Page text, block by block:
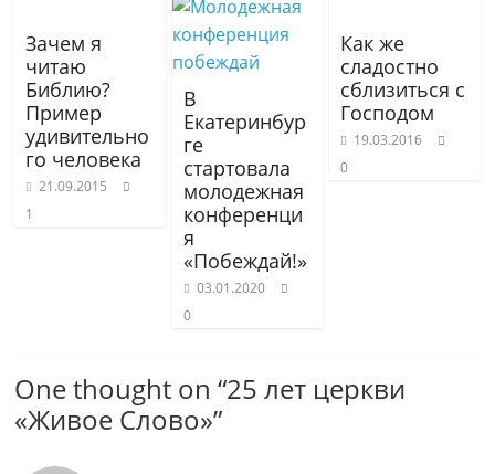
Зачем я
читаю
Библию?
Пример
удивительно
го человека
21.09.2015
1
В
Екатеринбур
ге
стартовала
молодежная
конференци
я
«Побеждай!»
03.01.2020
0
Как же
сладостно
сблизиться с
Господом
19.03.2016
0
One thought on “25 лет церкви
«Живое Слово»”